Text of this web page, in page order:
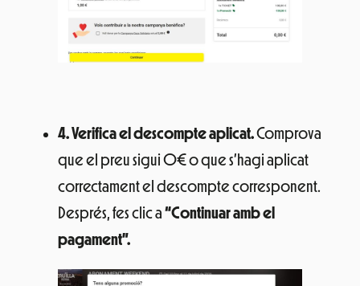
4.Verifica el descompte aplicat.Comprova
que el preu sigui 0€ o que s’hagi aplicat
correctament el descompte corresponent.
Després, fes clic a“Continuar amb el
pagament”.